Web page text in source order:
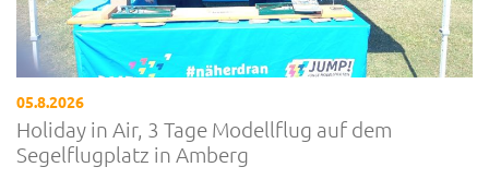
05.8.2026
Holiday in Air, 3 Tage Modellflug auf dem
Segelflugplatz in Amberg